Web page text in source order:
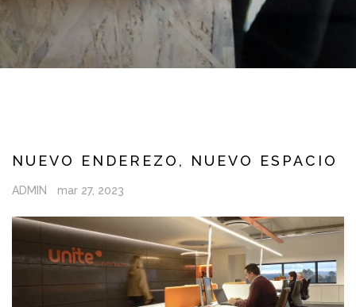
NUEVO ENDEREZO, NUEVO ESPACIO
ADMIN mar 27, 2023